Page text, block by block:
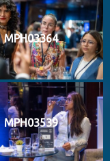
MPH03364
MPH03539